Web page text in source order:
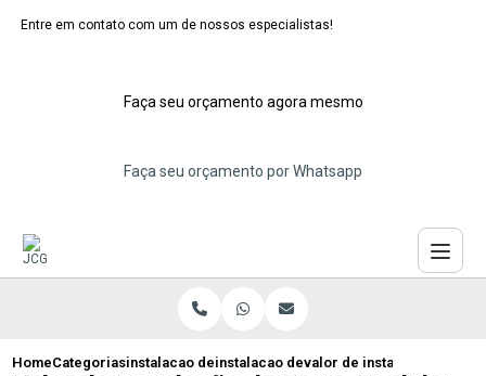
Entre em contato com um de nossos especialistas!
Faça seu orçamento agora mesmo
Faça seu orçamento por Whatsapp
HomeCategoriasinstalacao de forros moduladores
instalacao de forro modular pvc
valor de instalacao de